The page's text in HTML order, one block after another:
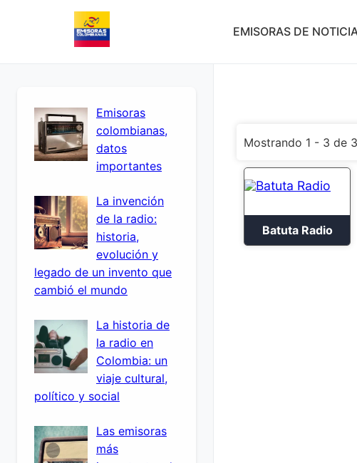
EMISORAS DE
Emisoras
colombianas,
datos
importantes
La invención
de la radio:
historia,
evolución y
legado de un invento que
cambió el mundo
La historia de
la radio en
Colombia: un
viaje cultural,
político y social
Las emisoras
más
Mostrando 1 - 3 de
Batuta Radio